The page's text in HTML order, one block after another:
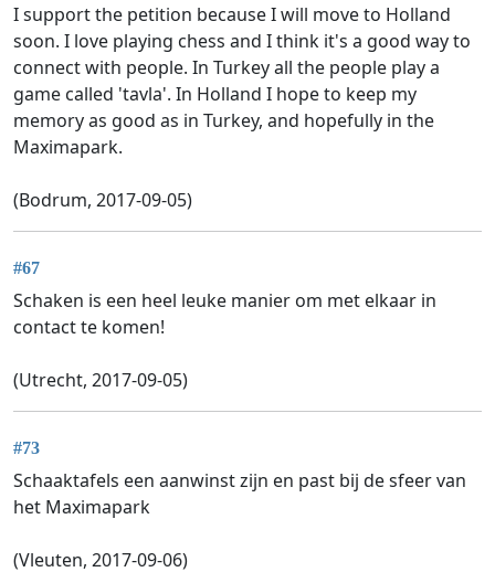
I support the petition because I will move to Holland
soon. I love playing chess and I think it's a good way to
connect with people. In Turkey all the people play a
game called 'tavla'. In Holland I hope to keep my
memory as good as in Turkey, and hopefully in the
Maximapark.
(Bodrum, 2017-09-05)
#67
Schaken is een heel leuke manier om met elkaar in
contact te komen!
(Utrecht, 2017-09-05)
#73
Schaaktafels een aanwinst zijn en past bij de sfeer van
het Maximapark
(Vleuten, 2017-09-06)